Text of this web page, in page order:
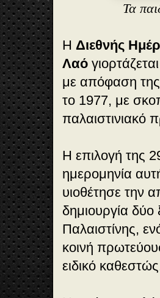
Τα
Η Διεθνής
Λαό
με απόφαση
το 1977, με
παλαιστινιακό
Η επιλογή της
ημερομηνία
υιοθέτησε την
δημιουργία
Παλαιστίνης,
κοινή
ειδικό